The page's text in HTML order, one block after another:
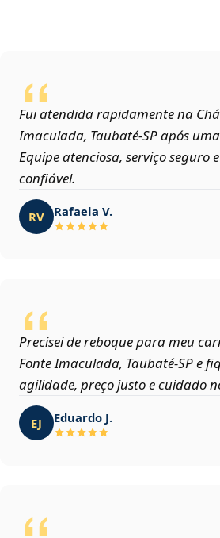
Fui atendida rapidamente na
Imaculada, Taubaté‑SP após
Equipe atenciosa, serviço seguro
confiável.
RV Rafaela V.
Precisei de reboque para meu
Fonte Imaculada, Taubaté‑SP e
agilidade, preço justo e cuidado
EJ Eduardo J.